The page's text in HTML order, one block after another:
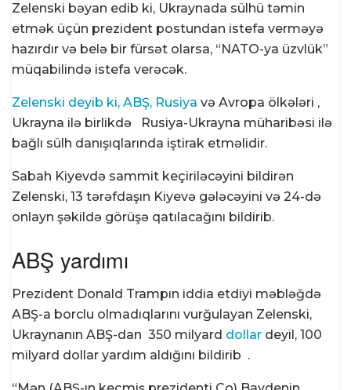
Zelenski bəyan edib ki, Ukraynada sülhü təmin
etmək üçün prezident postundan istefa verməyə
hazırdır və belə bir fürsət olarsa, “NATO-ya üzvlük”
müqabilində istefa verəcək.
Zelenski deyib ki, ABŞ, Rusiya və Avropa ölkələri ,
Ukrayna ilə birlikdə
Rusiya-Ukrayna müharibəsi ilə
bağlı sülh danışıqlarında iştirak etməlidir.
Sabah Kiyevdə sammit keçiriləcəyini bildirən
Zelenski, 13 tərəfdaşın Kiyevə gələcəyini və 24-də
onlayn şəkildə görüşə qatılacağını bildirib.
ABŞ yardımı
Prezident Donald Trampın iddia etdiyi məbləğdə
ABŞ-a borclu olmadıqlarını vurğulayan Zelenski,
Ukraynanın ABŞ-dan 350 milyard dollar deyil, 100
milyard dollar yardım aldığını bildirib .